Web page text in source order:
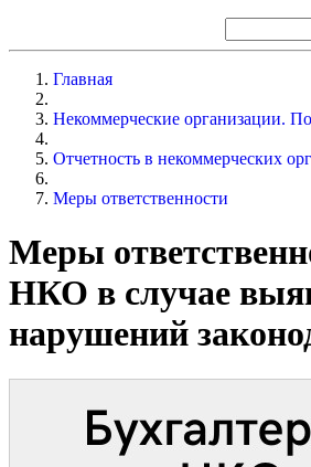
Главная
Некоммерческие организации.
Отчетность в некоммерческих
Меры ответственности
Меры
НКО в случае
нарушений